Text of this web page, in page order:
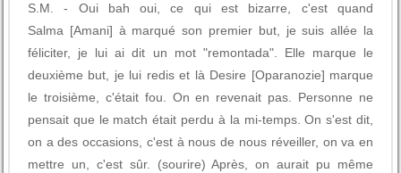
S.M. - Oui bah oui, ce qui est bizarre, c'est quand
Salma [Amani] à marqué son premier but, je suis allée la
féliciter, je lui ai dit un mot "remontada". Elle marque le
deuxième but, je lui redis et là Desire [Oparanozie] marque
le troisième, c'était fou. On en revenait pas. Personne ne
pensait que le match était perdu à la mi-temps. On s'est dit,
on a des occasions, c'est à nous de nous réveiller, on va en
mettre un, c'est sûr. (sourire) Après, on aurait pu même